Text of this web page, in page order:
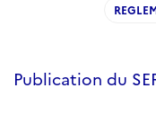
Publication du